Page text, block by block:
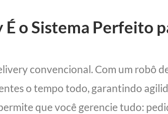
o Sistema Perfeito
convencional. Com um robô
o tempo todo, garantindo
que você gerencie tudo: